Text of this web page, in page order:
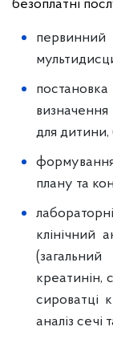
безоплатні
первинний
визначення
для дитини,
плану та
клінічний
креатинін,
сироватці
аналіз сечі